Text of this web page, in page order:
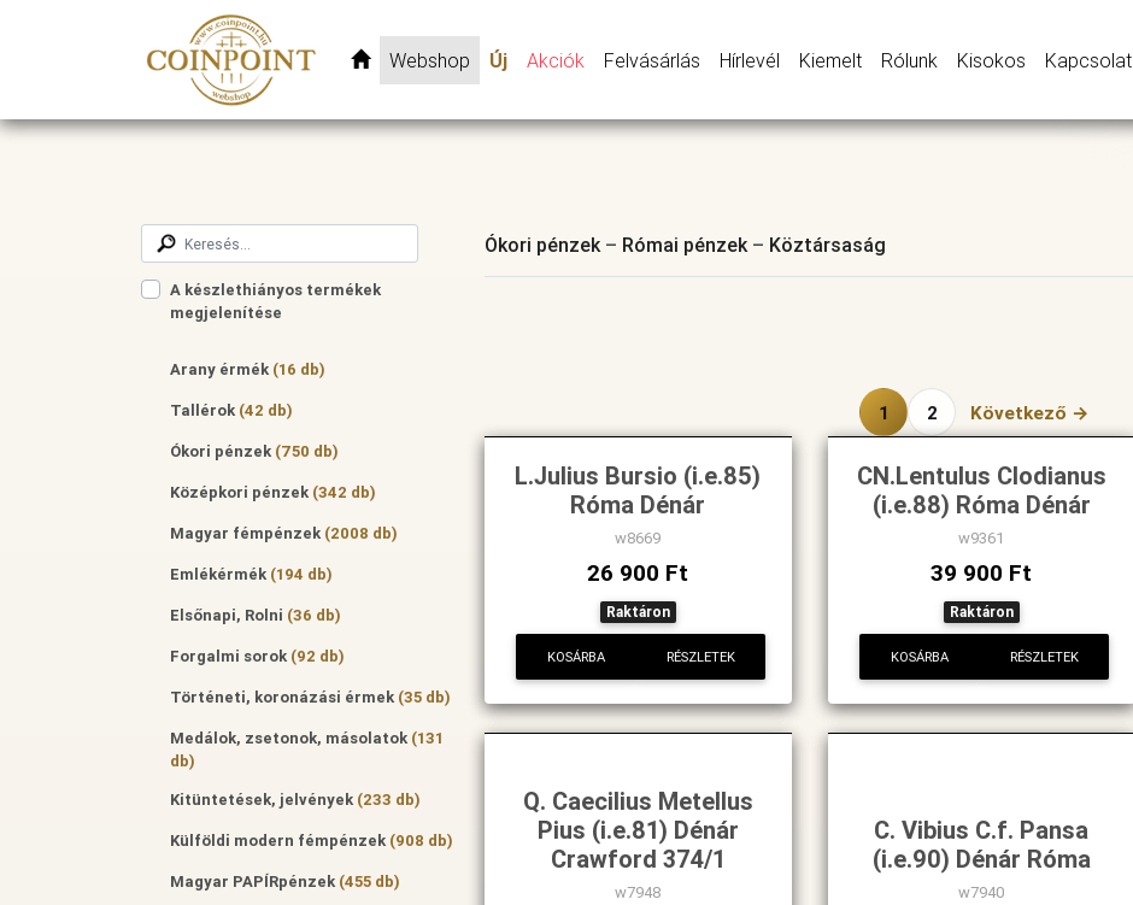
Webshop Új Akciók Felvásárlás Hírlevél Kiemelt Rólunk Kisokos Kapcsolat
A készlethiányos termékek
megjelenítése
Arany érmék (16 db)
Tallérok (42 db)
Ókori pénzek (750 db)
Középkori pénzek (342 db)
Magyar fémpénzek (2008 db)
Emlékérmék (194 db)
Elsőnapi, Rolni (36 db)
Forgalmi sorok (92 db)
Történeti, koronázási érmek (35 db)
Medálok, zsetonok, másolatok (131
db)
Kitüntetések, jelvények (233 db)
Külföldi modern fémpénzek (908 db)
Magyar PAPÍRpénzek (455 db)
Ókori pénzek– Római pénzek– Köztársaság
1 2 Következő →
L.Julius Bursio (i.e.85)
Róma Dénár
w8669
26 900 Ft
Raktáron
KOSÁRBA RÉSZLETEK
CN.Lentulus Clodianus
(i.e.88) Róma Dénár
w9361
39 900 Ft
Raktáron
KOSÁRBA RÉSZLETEK
Q. Caecilius Metellus
Pius (i.e.81) Dénár
Crawford 374/1
w7948
C. Vibius C.f. Pansa
(i.e.90) Dénár Róma
w7940